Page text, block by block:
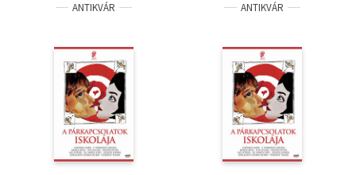
Művészet
Szakkönyv
Szótár, nyelvkönyv
Tankönyv, segédkönyv
ANTIKVÁR ANTIKVÁR